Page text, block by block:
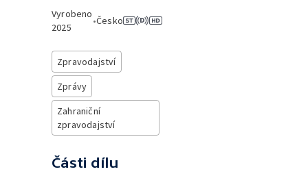
Vyrobeno
2025
•Česko
Zpravodajství
Zprávy
Zahraniční
zpravodajství
Části dílu